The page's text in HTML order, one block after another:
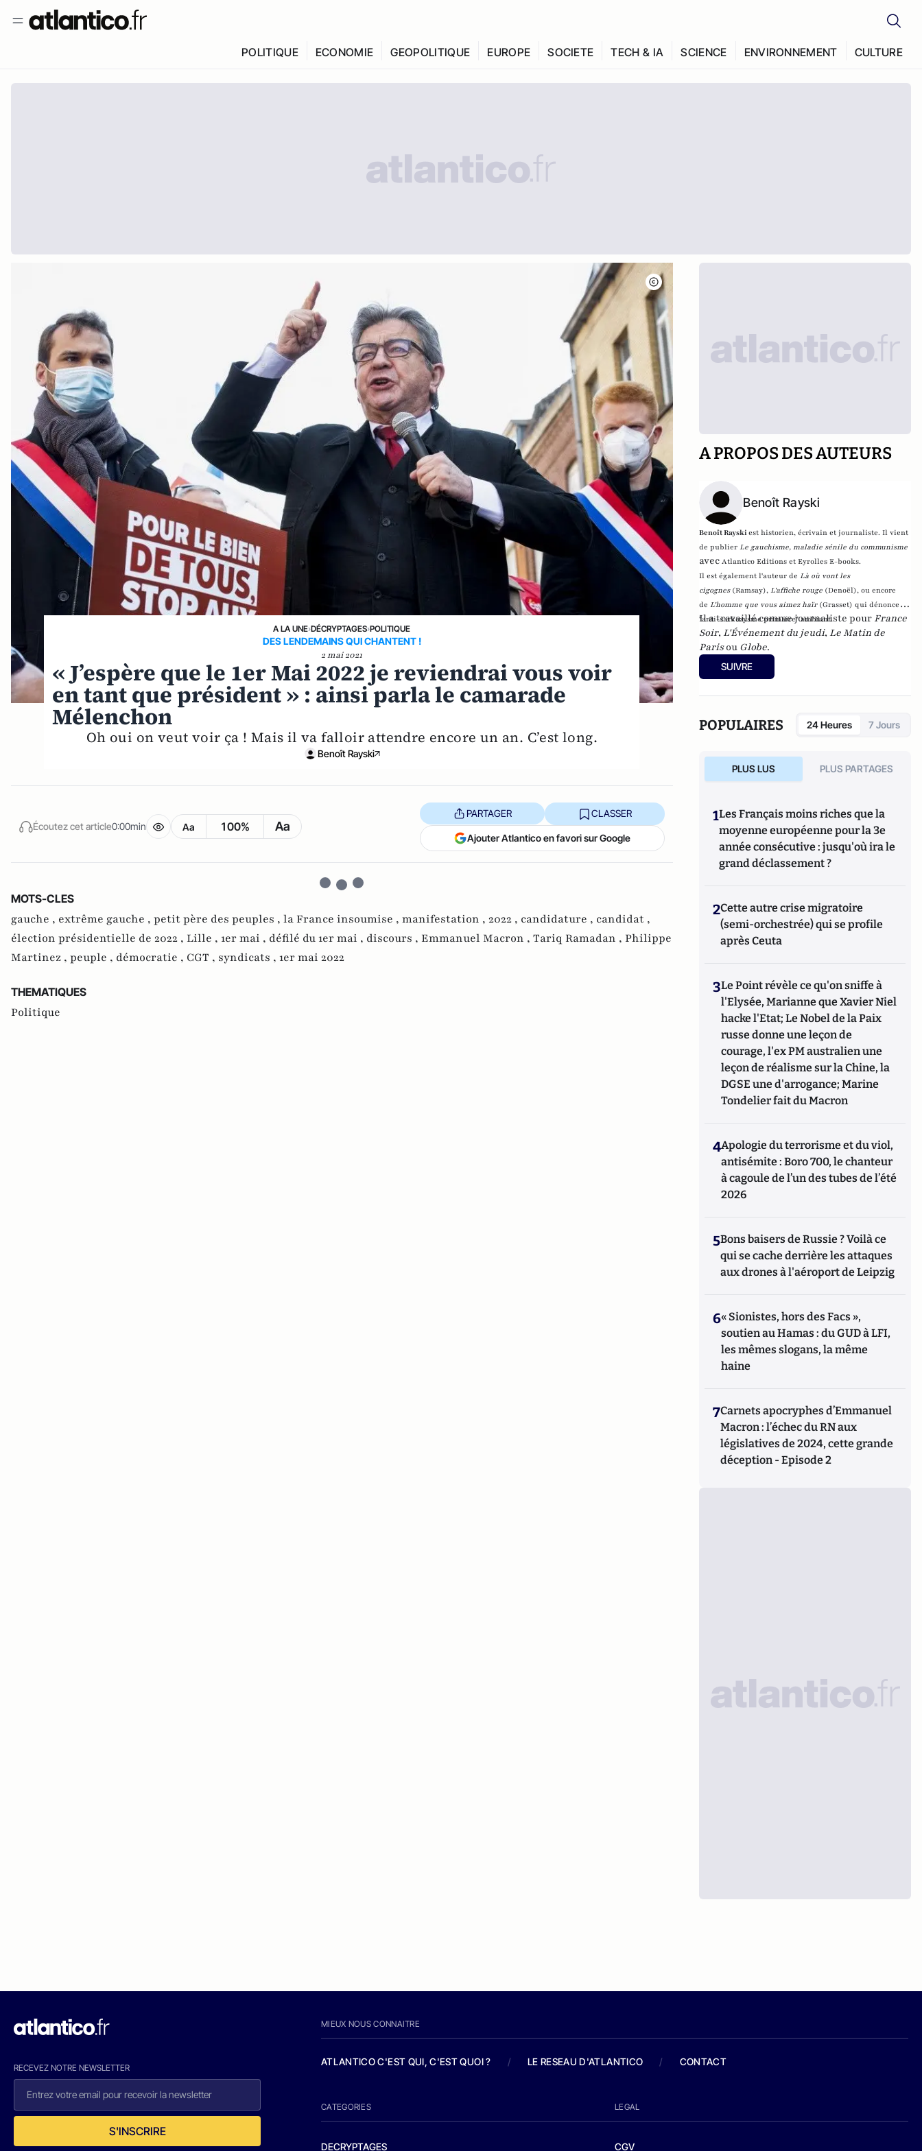
POLITIQUE ECONOMIE GEOPOLITIQUE EUROPE SOCIETE TECH & IA SCIENCE ENVIRONNEMENT CULTURE
A LA UNE›DÉCRYPTAGES›POLITIQUE
DES LENDEMAINS QUI CHANTENT !
2 mai 2021
« J’espère que le 1er Mai 2022 je reviendrai vous voir
en tant que président » : ainsi parla le camarade
Mélenchon
Oh oui on veut voir ça ! Mais il va falloir attendre encore un an. C’est long.
Benoît Rayski
Écoutez cet article0:00min Aa 100% Aa
PARTAGER CLASSER
Ajouter Atlantico en favori sur Google
MOTS-CLES
gauche , extrême gauche , petit père des peuples , la France insoumise , manifestation , 2022 , candidature , candidat ,
élection présidentielle de 2022 , Lille , 1er mai , défilé du 1er mai , discours , Emmanuel Macron , Tariq Ramadan , Philippe
Martinez , peuple , démocratie , CGT , syndicats , 1er mai 2022
THEMATIQUES
Politique
A PROPOS DES AUTEURS
Benoît Rayski
Benoît Rayskiest historien, écrivain et journaliste. Il vient
de publierLe gauchisme, maladie sénile du communisme
avecAtlantico Editions et Eyrolles E-books.
Il est également l'auteur deLà où vont les
cigognes (Ramsay),L'affiche rouge (Denoël), ou encore
deL'homme que vous aimez haïr (Grasset) qui dénonce l'
"anti-sarkozysme primaire" ambiant.
Il a travaillé comme journaliste pour France
Soir, L'Événement du jeudi, Le Matin de
Parisou Globe.
SUIVRE
POPULAIRES 24 Heures 7 Jours
PLUS LUS PLUS PARTAGES
1Les Français moins riches que la
moyenne européenne pour la 3e
année consécutive : jusqu'où ira le
grand déclassement ?
2Cette autre crise migratoire
(semi-orchestrée) qui se profile
après Ceuta
3Le Point révèle ce qu'on sniffe à
l'Elysée, Marianne que Xavier Niel
hacke l'Etat; Le Nobel de la Paix
russe donne une leçon de
courage, l'ex PM australien une
leçon de réalisme sur la Chine, la
DGSE une d'arrogance; Marine
Tondelier fait du Macron
4Apologie du terrorisme et du viol,
antisémite : Boro 700, le chanteur
à cagoule de l’un des tubes de l’été
2026
5Bons baisers de Russie ? Voilà ce
qui se cache derrière les attaques
aux drones à l'aéroport de Leipzig
6« Sionistes, hors des Facs »,
soutien au Hamas : du GUD à LFI,
les mêmes slogans, la même
haine
7Carnets apocryphes d’Emmanuel
Macron : l’échec du RN aux
législatives de 2024, cette grande
déception - Episode 2
RECEVEZ NOTRE NEWSLETTER
S'INSCRIRE
MIEUX NOUS CONNAITRE
ATLANTICO C'EST QUI, C'EST QUOI ? / LE RESEAU D'ATLANTICO / CONTACT
CATEGORIES
DECRYPTAGES
LEGAL
CGV